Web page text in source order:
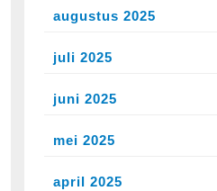
augustus 2025
juli 2025
juni 2025
mei 2025
april 2025